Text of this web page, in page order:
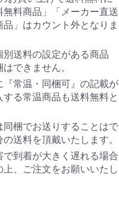
料商品」「メーカー直送
」はカウント外となりま
送料の設定がある商品
できません。
常温・同梱可』の記載が
る常温商品も送料無料と
梱でお送りすることはで
送料を頂戴いたします。
到着が大きく遅れる場合
、ご注文をお願いいたし